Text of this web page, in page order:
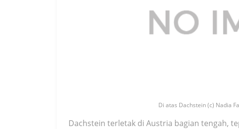
Di atas Dachstein (c) Nadia
Dachstein terletak di Austria bagian tengah,